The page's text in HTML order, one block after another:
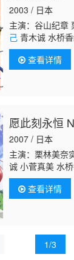
子 平田广明 津
之 根本圭子 铃
三 伊藤和晃浅
2003 / 日本
主演：谷山纪章
己青木诚 水桥
住梢 川津泰彦
查看详情
愿此刻永恒
2007 / 日本
主演：栗林美奈
诚 小菅真美 水
查看详情
1/3